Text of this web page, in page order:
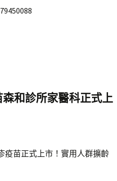
和診所家醫科正式上
疫苗正式上市！實用人群擴齡